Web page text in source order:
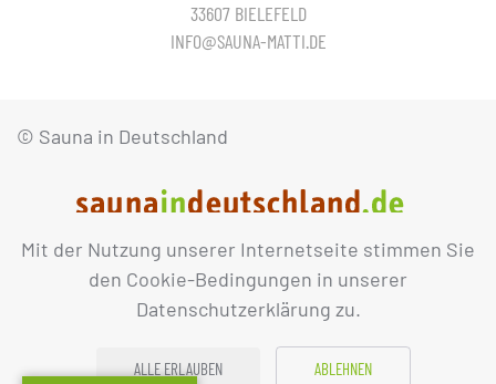
Mit der Nutzung unserer Internetseite stimmen Sie
den Cookie-Bedingungen in unserer
Datenschutzerklärung zu.
ALLE ERLAUBEN ABLEHNEN
33607 BIELEFELD
INFO@SAUNA-MATTI.DE
© Sauna in Deutschland
IMPRESSUM DATENSCHUTZ